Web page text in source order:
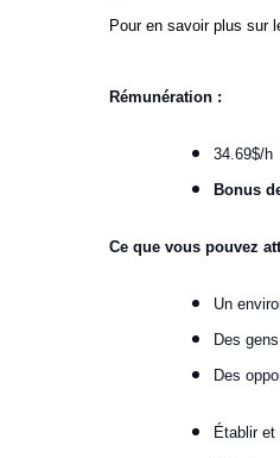
Pour en savoir plus sur
Rémunération :
34.69$/h
Bonus
Ce que vous pouvez
Un
Des
Des
Établir